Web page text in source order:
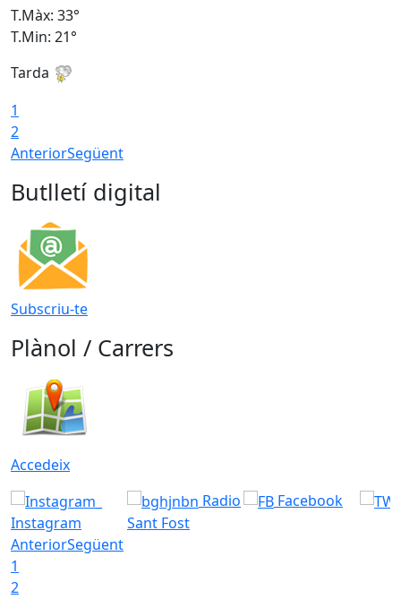
T.Màx: 33°
T.Min: 21°
Tarda
1
2
AnteriorSegüent
Butlletí digital
Subscriu-te
Plànol / Carrers
Accedeix
Instagram
Radio
Sant Fost
Facebook
AnteriorSegüent
1
2